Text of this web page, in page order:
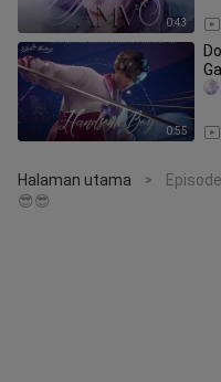
0:43
0:55
Halaman utama >
😎😎